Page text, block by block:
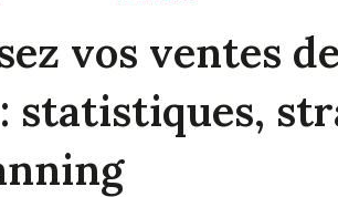
vos ventes
statistiques,